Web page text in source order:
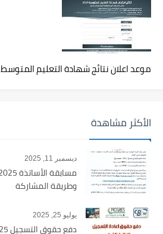
موعد اعلان نتائج شهادة التعليم المتوسط 2025 résultat bem
الأكثر مشاهدة
ديسمبر 11, 2025
وطريقة المشاركة
يوليو 25, 2025